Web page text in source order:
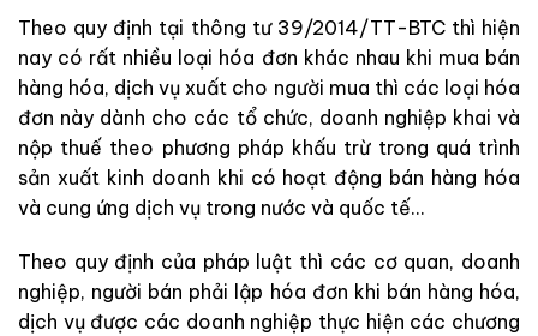
Theo quy định tại thông tư 39/2014/TT-BTC thì hiện
nay có rất nhiều loại hóa đơn khác nhau khi mua bán
hàng hóa, dịch vụ xuất cho người mua thì các loại hóa
đơn này dành cho các tổ chức, doanh nghiệp khai và
nộp thuế theo phương pháp khấu trừ trong quá trình
sản xuất kinh doanh khi có hoạt động bán hàng hóa
và cung ứng dịch vụ trong nước và quốc tế…
Theo quy định của pháp luật thì các cơ quan, doanh
nghiệp, người bán phải lập hóa đơn khi bán hàng hóa,
dịch vụ được các doanh nghiệp thực hiện các chương